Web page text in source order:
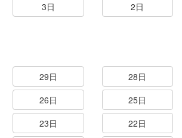
3日
2日
29日
28日
26日
25日
23日
22日